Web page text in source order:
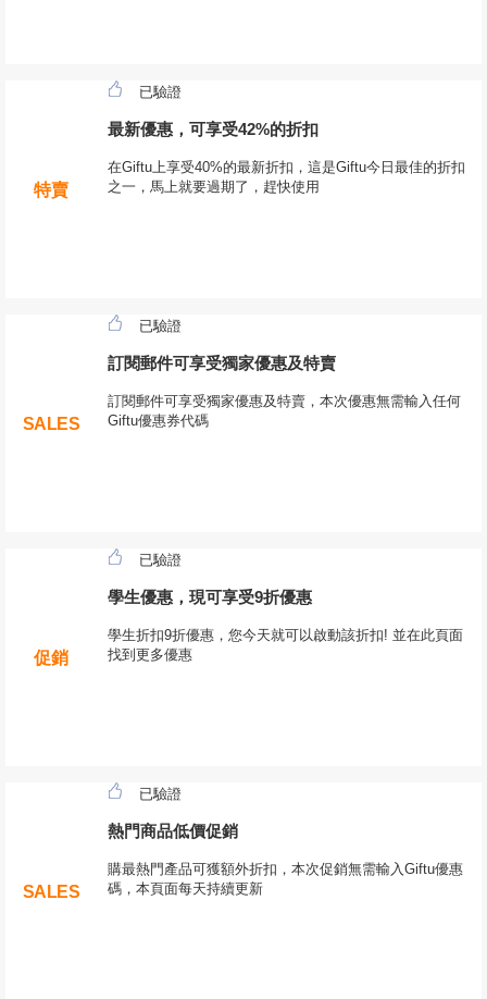
特賣
已驗證
最新優惠，可享受42%的折扣
在Giftu上享受40%的最新折扣，這是Giftu今日最佳的折扣
之一，馬上就要過期了，趕快使用
SALES
已驗證
訂閱郵件可享受獨家優惠及特賣
訂閱郵件可享受獨家優惠及特賣，本次優惠無需輸入任何
Giftu優惠券代碼
促銷
已驗證
學生優惠，現可享受9折優惠
學生折扣9折優惠，您今天就可以啟動該折扣! 並在此頁面
找到更多優惠
SALES
已驗證
熱門商品低價促銷
購最熱門產品可獲額外折扣，本次促銷無需輸入Giftu優惠
碼，本頁面每天持續更新